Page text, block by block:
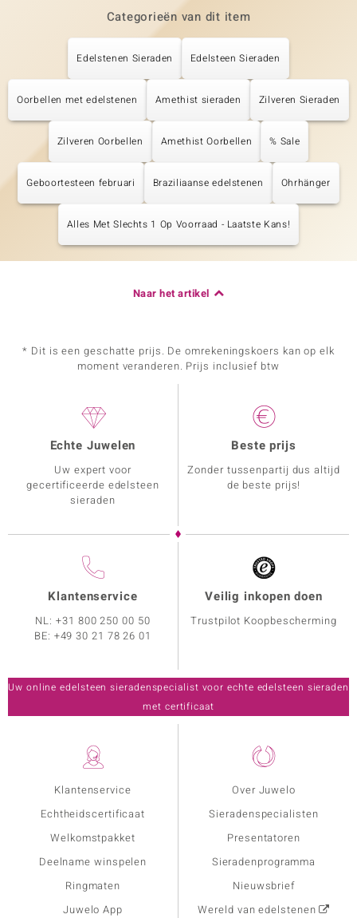
Categorieën van dit item
Edelstenen Sieraden Edelsteen Sieraden
Oorbellen met edelstenen Amethist sieraden Zilveren Sieraden
Zilveren Oorbellen Amethist Oorbellen % Sale
Geboortesteen februari Braziliaanse edelstenen Ohrhänger
Alles Met Slechts 1 Op Voorraad - Laatste Kans!
Naar het artikel
* Dit is een geschatte prijs. De omrekeningskoers kan op elk
moment veranderen. Prijs inclusief btw
Klantenservice
Echtheidscertificaat
Welkomstpakket
Deelname winspelen
Ringmaten
Juwelo App
Over Juwelo
Sieradenspecialisten
Presentatoren
Sieradenprogramma
Nieuwsbrief
Wereld van edelstenen
Echte Juwelen
Uw expert voor
gecertificeerde edelsteen
sieraden
Beste prijs
Zonder tussenpartij dus altijd
de beste prijs!
Klantenservice
NL:+31 800 250 00 50
BE: +49 30 21 78 26 01
Veilig inkopen doen
Trustpilot Koopbescherming
Uw online edelsteen sieradenspecialist voor echte edelsteen sieraden
met certificaat